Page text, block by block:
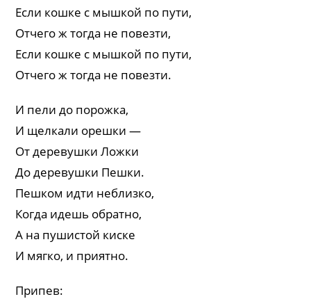
Если кошке с мышкой по пути,
Отчего ж тогда не повезти,
Если кошке с мышкой по пути,
Отчего ж тогда не повезти.
И пели до порожка,
И щелкали орешки —
От деревушки Ложки
До деревушки Пешки.
Пешком идти неблизко,
Когда идешь обратно,
А на пушистой киске
И мягко, и приятно.
Припев: